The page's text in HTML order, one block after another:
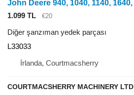
1.099 TL €20
Diğer şanzıman yedek parçası
L33033
İrlanda, Courtmacsherry
COURTMACSHERRY MACHINERY LTD